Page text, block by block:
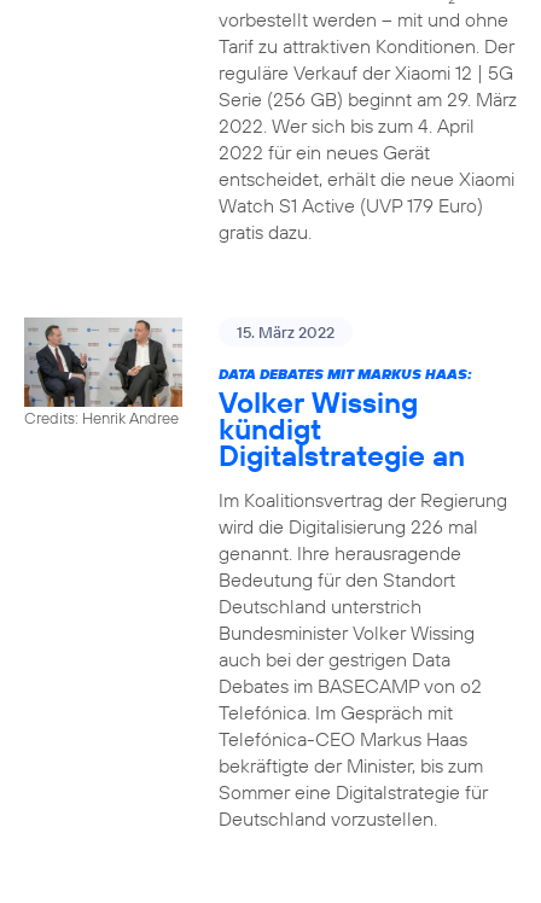
vorbestellt werden – mit und ohne
Tarif zu attraktiven Konditionen. Der
reguläre Verkauf der Xiaomi 12 | 5G
Serie (256 GB) beginnt am 29. März
2022. Wer sich bis zum 4. April
2022 für ein neues Gerät
entscheidet, erhält die neue Xiaomi
Watch S1 Active (UVP 179 Euro)
gratis dazu.
Credits: Henrik Andree
15. März 2022
DATA DEBATES MIT MARKUS HAAS:
Volker Wissing
kündigt
Digitalstrategie an
Im Koalitionsvertrag der Regierung
wird die Digitalisierung 226 mal
genannt. Ihre herausragende
Bedeutung für den Standort
Deutschland unterstrich
Bundesminister Volker Wissing
auch bei der gestrigen Data
Debates im BASECAMP von o2
Telefónica. Im Gespräch mit
Telefónica-CEO Markus Haas
bekräftigte der Minister, bis zum
Sommer eine Digitalstrategie für
Deutschland vorzustellen.